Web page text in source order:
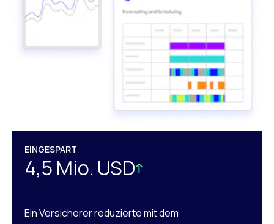
EINGESPART
4,5 Mio. USD
Ein Versicherer reduzierte mit dem